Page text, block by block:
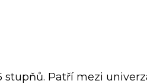
Patří mezi